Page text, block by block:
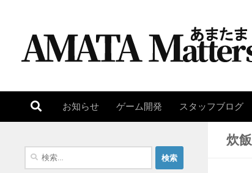
お知らせ ゲーム開発 スタッフブログ
炊飯
検